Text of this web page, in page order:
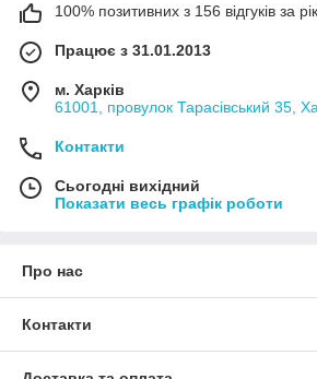
100% позитивних з 156 відгуків за рік
Працює з 31.01.2013
м. Харків
61001, провулок Тарасівський 35,
Контакти
Сьогодні вихідний
Показати весь графік роботи
Про нас
Контакти